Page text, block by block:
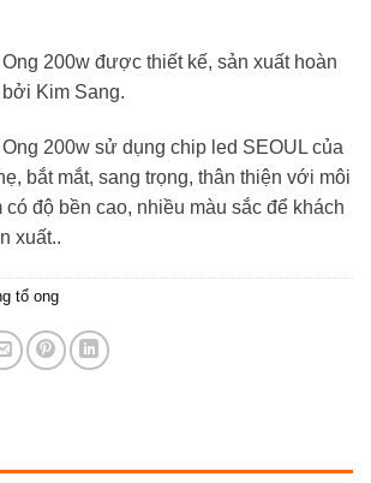
200w được thiết kế, sản xuất hoàn
Kim Sang.
200w sử dụng chip led SEOUL của
bắt mắt, sang trọng, thân thiện với môi
độ bền cao, nhiều màu sắc để khách
xuất..
tổ ong